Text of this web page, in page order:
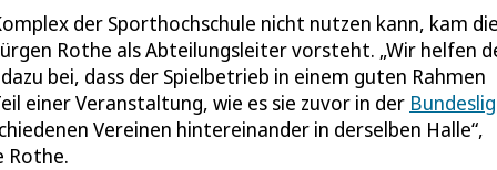
der Sporthochschule nicht nutzen kann, kam die
Rothe als Abteilungsleiter vorsteht. „Wir helfen
bei, dass der Spielbetrieb in einem guten Rahmen
einer Veranstaltung, wie es sie zuvor in der
Vereinen hintereinander in derselben Halle“,
Rothe.